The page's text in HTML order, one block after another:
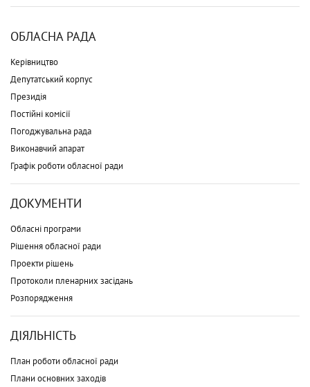
ОБЛАСНА РАДА
Керівництво
Депутатський корпус
Президія
Постійні комісії
Погоджувальна рада
Виконавчий апарат
Графік роботи обласної ради
ДОКУМЕНТИ
Обласні програми
Рішення обласної ради
Проекти рішень
Протоколи пленарних засідань
Розпорядження
ДІЯЛЬНІСТЬ
План роботи обласної ради
Плани основних заходів